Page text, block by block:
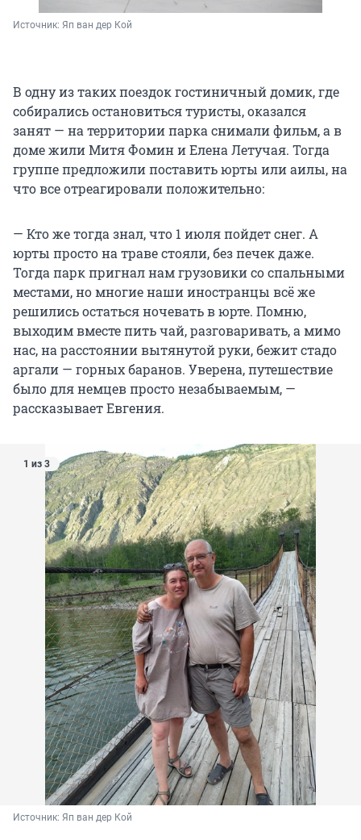
Источник: Яп ван дер Кой
В одну из таких поездок гостиничный домик, где
собирались остановиться туристы, оказался
занят — на территории парка снимали фильм, а в
доме жили Митя Фомин и Елена Летучая. Тогда
группе предложили поставить юрты или аилы, на
что все отреагировали положительно:
— Кто же тогда знал, что 1 июля пойдет снег. А
юрты просто на траве стояли, без печек даже.
Тогда парк пригнал нам грузовики со спальными
местами, но многие наши иностранцы всё же
решились остаться ночевать в юрте. Помню,
выходим вместе пить чай, разговаривать, а мимо
нас, на расстоянии вытянутой руки, бежит стадо
аргали — горных баранов. Уверена, путешествие
было для немцев просто незабываемым, —
рассказывает Евгения.
1 из 3
Источник: Яп ван дер Кой